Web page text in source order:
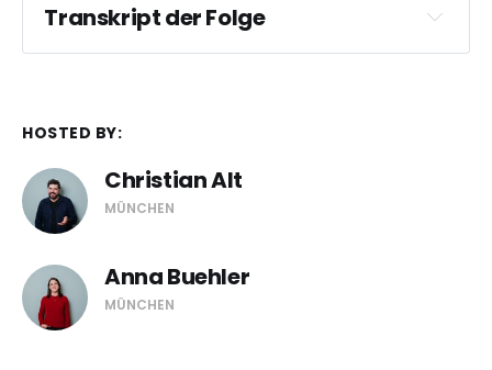
Transkript der Folge
Christian Alt:
Christian Alt:
HOSTED BY:
Christian Alt
MÜNCHEN
Anna Buehler
MÜNCHEN